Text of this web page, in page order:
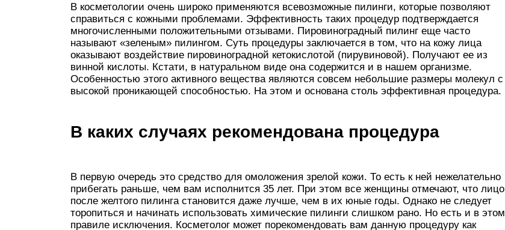
В косметологии очень широко применяются всевозможные пилинги, которые позволяют
справиться с кожными проблемами. Эффективность таких процедур подтверждается
многочисленными положительными отзывами. Пировиноградный пилинг еще часто
называют «зеленым» пилингом. Суть процедуры заключается в том, что на кожу лица
оказывают воздействие пировиноградной кетокислотой (пирувиновой). Получают ее из
винной кислоты. Кстати, в натуральном виде она содержится и в нашем организме.
Особенностью этого активного вещества являются совсем небольшие размеры молекул с
высокой проникающей способностью. На этом и основана столь эффективная процедура.
В каких случаях рекомендована процедура
В первую очередь это средство для омоложения зрелой кожи. То есть к ней нежелательно
прибегать раньше, чем вам исполнится 35 лет. При этом все женщины отмечают, что лицо
после желтого пилинга становится даже лучше, чем в их юные годы. Однако не следует
торопиться и начинать использовать химические пилинги слишком рано. Но есть и в этом
правиле исключения. Косметолог может порекомендовать вам данную процедуру как